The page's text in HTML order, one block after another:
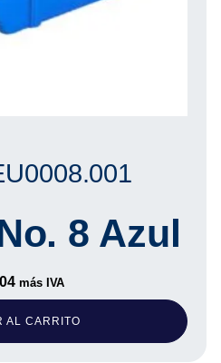
8 Azul
más IVA
AL CARRITO